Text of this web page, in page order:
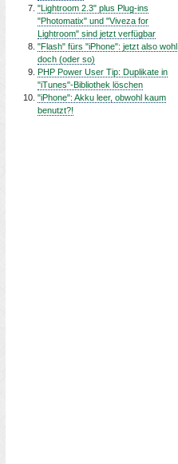
"Lightroom 2.3" plus Plug-ins
"Photomatix" und "Viveza for
Lightroom" sind jetzt verfügbar
"Flash" fürs "iPhone": jetzt also wohl
doch (oder so)
PHP Power User Tip: Duplikate in
"iTunes"-Bibliothek löschen
"iPhone": Akku leer, obwohl kaum
benutzt?!